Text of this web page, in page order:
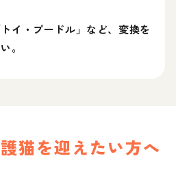
イ・プードル」など、変換を
。
猫を迎えたい方へ